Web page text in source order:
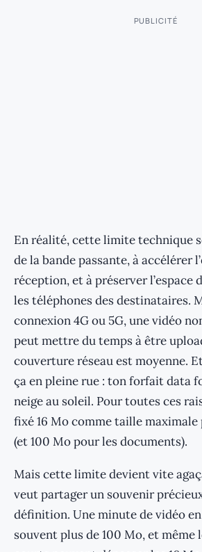
PUBLICITÉ
En réalité, cette limite technique
de la bande passante, à accélérer
réception, et à préserver l’espace
les téléphones des destinataires.
connexion 4G ou 5G, une vidéo
peut mettre du temps à être
couverture réseau est moyenne.
ça en pleine rue : ton forfait data
neige au soleil. Pour toutes ces
fixé 16 Mo comme taille maximale
(et 100 Mo pour les documents).
Mais cette limite devient vite
veut partager un souvenir
définition. Une minute de vidéo
souvent plus de 100 Mo, et même